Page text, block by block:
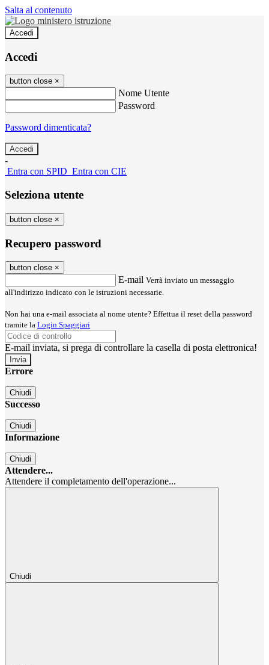
Salta al contenuto
Accedi
Accedi
button close ×
Nome Utente
Password
Password dimenticata?
-
Entra con SPID Entra con CIE
Seleziona utente
button close ×
Recupero password
button close ×
E-mail Verrà inviato un messaggio
all'indirizzo indicato con le istruzioni necessarie.
Non hai una e-mail associata al nome utente? Effettua il reset della password
tramite la Login Spaggiari
E-mail inviata, si prega di controllare la casella di posta elettronica!
Errore
Chiudi
Successo
Chiudi
Informazione
Chiudi
Attendere...
Attendere il completamento dell'operazione...
Chiudi